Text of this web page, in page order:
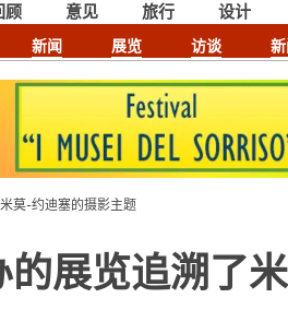
新闻 展览 访谈
顾 意见 旅行 设计
莫-约迪塞的摄影主题
展览追溯了